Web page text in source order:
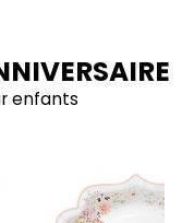
enfants